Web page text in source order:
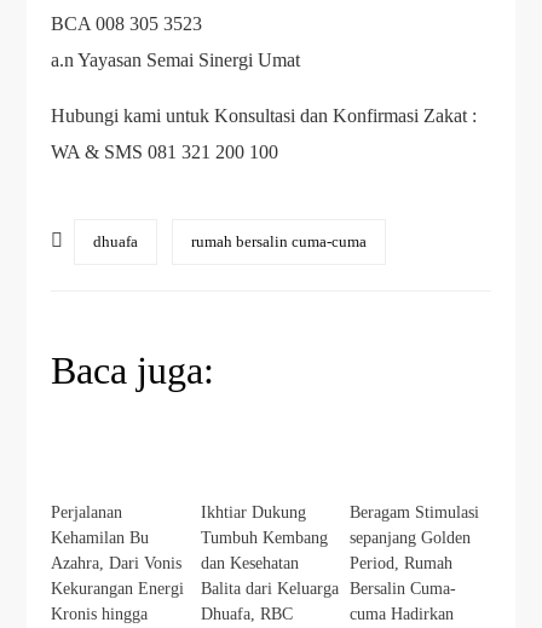
BCA 008 305 3523
a.n Yayasan Semai Sinergi Umat
Hubungi kami untuk Konsultasi dan Konfirmasi Zakat :
WA & SMS 081 321 200 100
dhuafa rumah bersalin cuma-cuma
Baca juga:
Perjalanan
Kehamilan Bu
Azahra, Dari Vonis
Kekurangan Energi
Kronis hingga
Ikhtiar Dukung
Tumbuh Kembang
dan Kesehatan
Balita dari Keluarga
Dhuafa, RBC
Beragam Stimulasi
sepanjang Golden
Period, Rumah
Bersalin Cuma-
cuma Hadirkan